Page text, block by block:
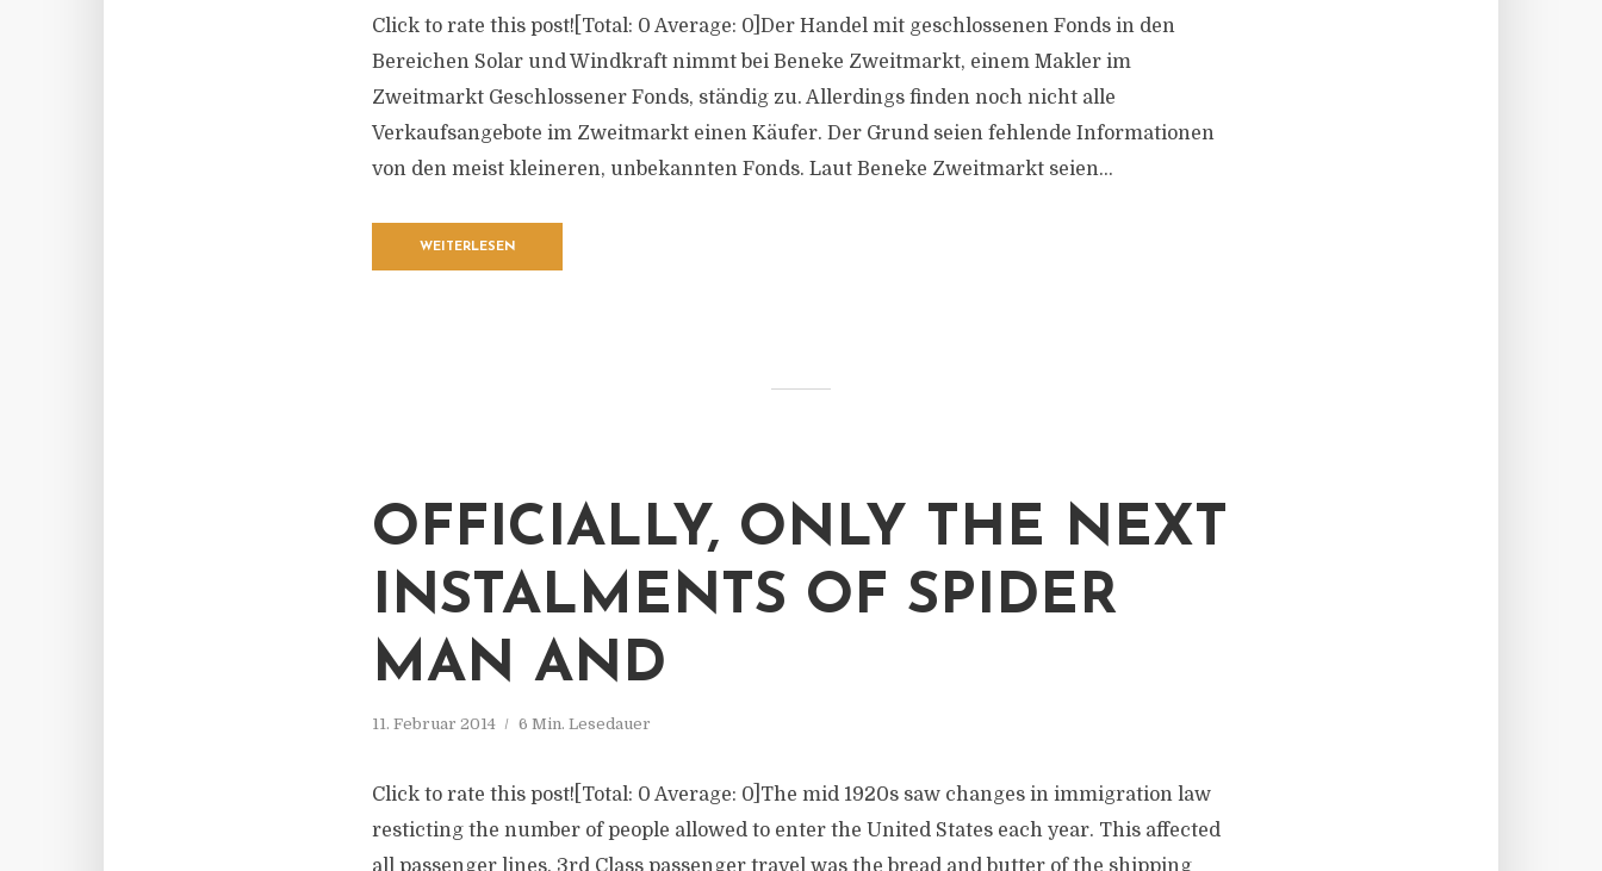
Click to rate this post![Total: 0 Average: 0]Der Handel mit geschlossenen Fonds in den
Bereichen Solar und Windkraft nimmt bei Beneke Zweitmarkt, einem Makler im
Zweitmarkt Geschlossener Fonds, ständig zu. Allerdings finden noch nicht alle
Verkaufsangebote im Zweitmarkt einen Käufer. Der Grund seien fehlende Informationen
von den meist kleineren, unbekannten Fonds. Laut Beneke Zweitmarkt seien...
WEITERLESEN
OFFICIALLY, ONLY THE NEXT
INSTALMENTS OF SPIDER
MAN AND
11. Februar 2014 6 Min. Lesedauer
Click to rate this post![Total: 0 Average: 0]The mid 1920s saw changes in immigration law
resticting the number of people allowed to enter the United States each year. This affected
all passenger lines. 3rd Class passenger travel was the bread and butter of the shipping